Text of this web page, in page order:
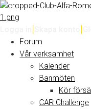
Forum
Vår verksamhet
Kalender
Banmöten
Kör
CAR Challenge